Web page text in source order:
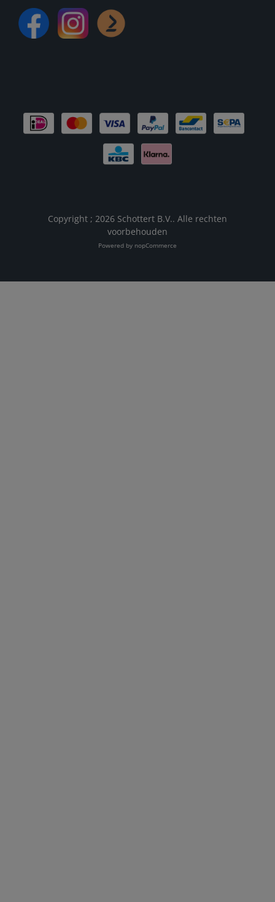
Copyright ; 2026 Schottert B.V.. Alle rechten
voorbehouden
Powered by nopCommerce